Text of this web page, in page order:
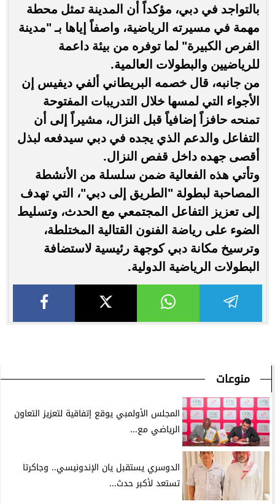
بالتواجد في دبي، مؤكداً أن المدينة تمثل محطة
مهمة في مسيرته الرياضية، واصفاً إياها بـ "مدينة
الفرص الكبيرة" لما توفره من بيئة داعمة
للرياضيين والبطولات العالمية.
من جانبه، قال خصمه البريطاني ألفي ديفيس إن
الأجواء التي لمسها خلال التدريبات المفتوحة
تمنحه حافزاً إضافياً قبل النزال، مشيراً إلى أن
التفاعل والدعم الذي يجده في دبي سيدفعه لبذل
أقصى جهده داخل قفص النزال.
وتأتي هذه الفعالية ضمن سلسلة من الأنشطة
المصاحبة لبطولة "الطريق إلى دبي"، التي تهدف
إلى تعزيز التفاعل المجتمعي مع الحدث، وتسليط
الضوء على رياضة الفنون القتالية المختلطة،
وترسيخ مكانة دبي كوجهة رئيسية لاستضافة
البطولات الرياضية الدولية.
منوعات
المجلس الأولمبي يوقع إتفاقية لتعزيز التعاون
الرياضي مع...
الدوسري يستقبل يان الإندونيسي.. وجاكرتا
تستعد لأكبر حدث...